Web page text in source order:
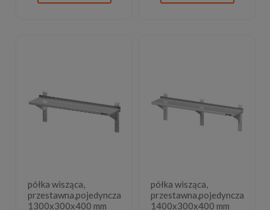
półka wisząca,
przestawna,pojedyncza
1300x300x400 mm
półka wisząca,
przestawna,pojedyncza
1400x300x400 mm